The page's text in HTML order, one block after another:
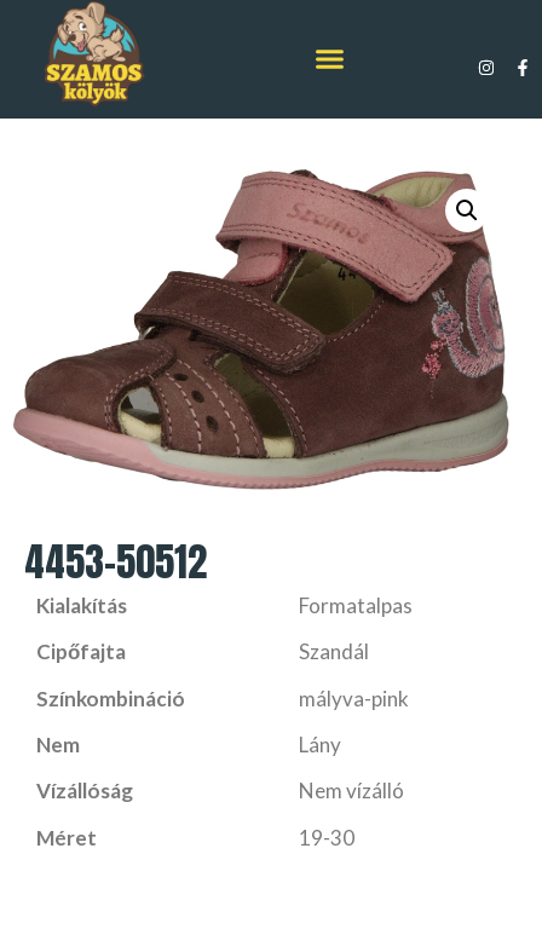
4453-50512
Kialakítás
Formatalpas
Cipőfajta
Szandál
Színkombináció
mályva-pink
Nem
Lány
Vízállóság
Nem vízálló
Méret
19-30